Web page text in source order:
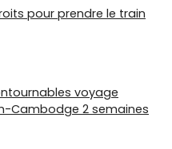
pour prendre le train
voyage
Cambodge 2 semaines